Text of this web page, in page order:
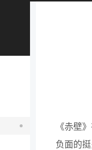
《赤壁
负面的